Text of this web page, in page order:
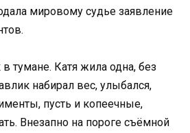
мировому судье заявление
тумане. Катя жила одна, без
набирал вес, улыбался,
пусть и копеечные,
Внезапно на пороге съёмной